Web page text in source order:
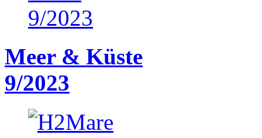
Meer & Küste
9/2023